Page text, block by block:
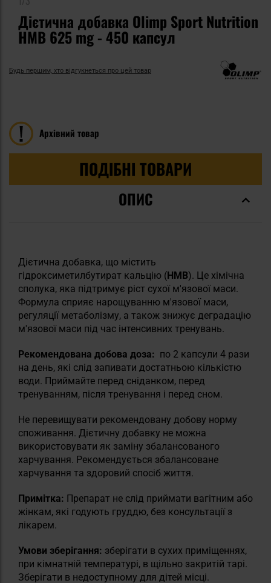
Дієтична добавка Olimp Sport Nutrition
HMB 625 mg - 450 капсул
Будь першим, хто відгукнеться про цей товар
Архівний товар
ПОДІБНІ ТОВАРИ
ОПИС
Дієтична добавка, що містить
гідроксиметилбутират кальцію (HMB). Це хімічна
сполука, яка підтримує ріст сухої м'язової маси.
Формула сприяє нарощуванню м'язової маси,
регуляції метаболізму, а також знижує деградацію
м'язової маси під час інтенсивних тренувань.
Рекомендована добова доза: по 2 капсули 4 рази
на день, які слід запивати достатньою кількістю
води. Приймайте перед сніданком, перед
тренуванням, після тренування і перед сном.
Не перевищувати рекомендовану добову норму
споживання. Дієтичну добавку не можна
використовувати як заміну збалансованого
харчування. Рекомендується збалансоване
харчування та здоровий спосіб життя.
Примітка: Препарат не слід приймати вагітним або
жінкам, які годують груддю, без консультації з
лікарем.
Умови зберігання: зберігати в сухих приміщеннях,
при кімнатній температурі, в щільно закритій тарі.
Зберігати в недоступному для дітей місці.